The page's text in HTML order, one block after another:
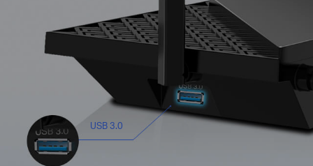
USB 3.0